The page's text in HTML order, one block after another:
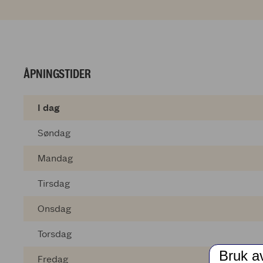
ÅPNINGSTIDER
I dag
Søndag
Mandag
Tirsdag
Onsdag
Torsdag
Fredag Bruk